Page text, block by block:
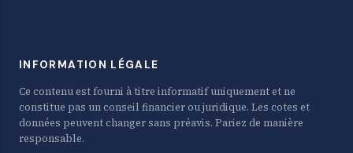
INFORMATION LÉGALE
Ce contenu est fourni à titre informatif uniquement et ne
constitue pas un conseil financier ou juridique. Les cotes et
données peuvent changer sans préavis. Pariez de manière
responsable.